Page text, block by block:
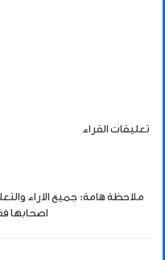
تعليقات القراء
ملاحظة هامة: جميع الاراء
اصحابها